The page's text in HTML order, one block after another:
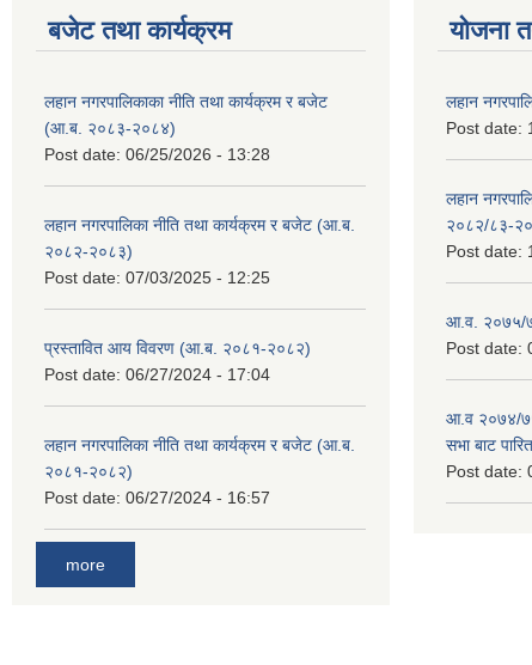
बजेट तथा कार्यक्रम
लहान नगरपालिकाका नीति तथा कार्यक्रम र बजेट
(आ.ब. २०८३-२०८४)
Post date: 06/25/2026 - 13:28
लहान नगरपालिका नीति तथा कार्यक्रम र बजेट (आ.ब.
२०८२-२०८३)
Post date: 07/03/2025 - 12:25
प्रस्तावित आय विवरण (आ.ब. २०८१-२०८२)
Post date: 06/27/2024 - 17:04
लहान नगरपालिका नीति तथा कार्यक्रम र बजेट (आ.ब.
२०८१-२०८२)
Post date: 06/27/2024 - 16:57
more
योजना
लहान
Post date:
लहान
२०८२/८३-
Post date:
आ.व. २०७५/
Post date:
आ.व २०७४/
सभा बाट
Post date: